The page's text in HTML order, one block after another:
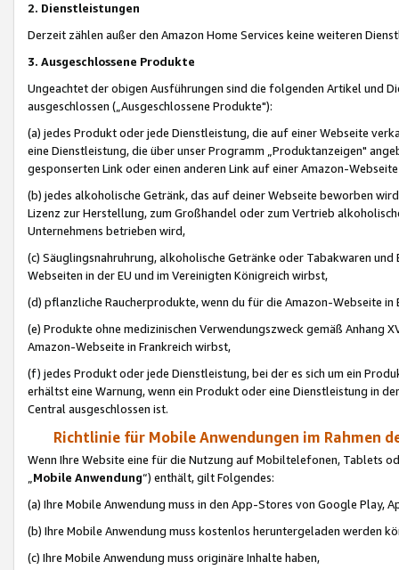
2. Dienstleistungen
Derzeit zählen außer den Amazon Home Services keine weiteren
3. Ausgeschlossene Produkte
Ungeachtet der obigen Ausführungen sind die folgenden Artikel und
ausgeschlossen („Ausgeschlossene Produkte"):
(a) jedes Produkt oder jede Dienstleistung, die auf einer Webseite
eine Dienstleistung, die über unser Programm „Produktanzeigen"
gesponserten Link oder einen anderen Link auf einer Amazon-
(b) jedes alkoholische Getränk, das auf deiner Webseite beworben
Lizenz zur Herstellung, zum Großhandel oder zum Vertrieb
Unternehmens betrieben wird,
(c) Säuglingsnahruhrung, alkoholische Getränke oder Tabakwaren
Webseiten in der EU und im Vereinigten Königreich wirbst,
(d) pflanzliche Raucherprodukte, wenn du für die Amazon-Webseite in
(e) Produkte ohne medizinischen Verwendungszweck gemäß Anhang
Amazon-Webseite in Frankreich wirbst,
(f) jedes Produkt oder jede Dienstleistung, bei der es sich um ein
erhältst eine Warnung, wenn ein Produkt oder eine Dienstleistung in
Central ausgeschlossen ist.
Richtlinie für Mobile Anwendungen im Rahmen
Wenn Ihre Website eine für die Nutzung auf Mobiltelefonen, Tablets
„Mobile Anwendung“) enthält, gilt Folgendes:
(a) Ihre Mobile Anwendung muss in den App-Stores von Google Play,
(b) Ihre Mobile Anwendung muss kostenlos heruntergeladen werden
(c) Ihre Mobile Anwendung muss originäre Inhalte haben,